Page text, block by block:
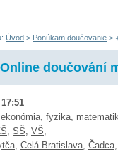
Úvod > Ponúkam doučovanie >
doučování
ekonómia, fyzika,
, SŠ, VŠ,
, Celá Bratislava, Čadca